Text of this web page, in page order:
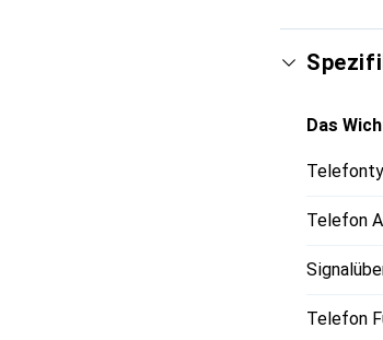
erhalten
müssen.
Das
Telefon
Telefon